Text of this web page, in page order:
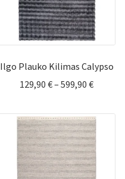
Ilgo Plauko Kilimas Calypso
129,90 €– 599,90 €Price
129,90 €
599,90 €